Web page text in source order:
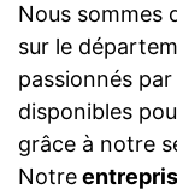
Nous sommes
sur le
passionnés
disponibles
grâce à notre
Notre